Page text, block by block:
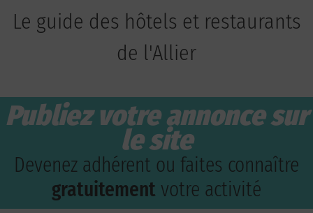
Le guide des hôtels et restaurants
de l'Allier
Publiez votre annonce sur
le site
Devenez adhérent ou faites connaître
gratuitement votre activité